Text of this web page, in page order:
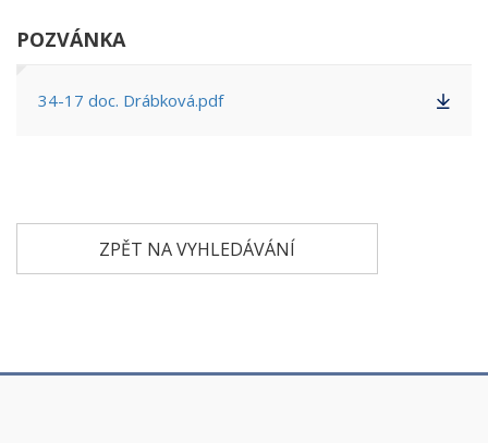
POZVÁNKA
34-17 doc. Drábková.pdf
ZPĚT NA VYHLEDÁVÁNÍ